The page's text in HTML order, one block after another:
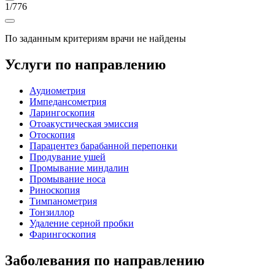
1/776
По заданным критериям врачи не найдены
Услуги по направлению
Аудиометрия
Импедансометрия
Ларингоскопия
Отоакустическая эмиссия
Отоскопия
Парацентез барабанной перепонки
Продувание ушей
Промывание миндалин
Промывание носа
Риноскопия
Тимпанометрия
Тонзиллор
Удаление серной пробки
Фарингоскопия
Заболевания по направлению